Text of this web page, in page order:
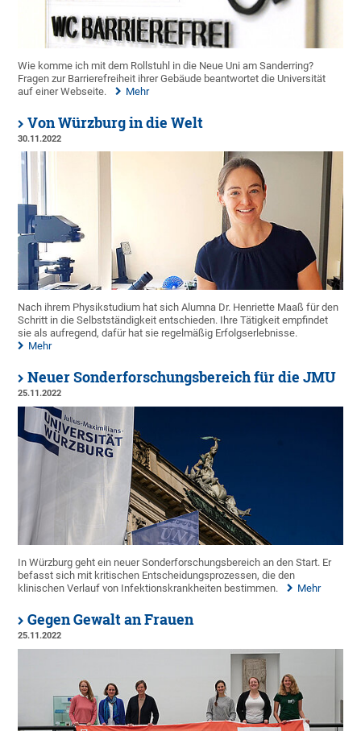
Wie komme ich mit dem Rollstuhl in die Neue Uni am Sanderring?
Fragen zur Barrierefreiheit ihrer Gebäude beantwortet die Universität
auf einer Webseite.
Mehr
Von Würzburg in die Welt
30.11.2022
Nach ihrem Physikstudium hat sich Alumna Dr. Henriette Maaß für den
Schritt in die Selbstständigkeit entschieden. Ihre Tätigkeit empfindet
sie als aufregend, dafür hat sie regelmäßig Erfolgserlebnisse.
Mehr
Neuer Sonderforschungsbereich für die JMU
25.11.2022
In Würzburg geht ein neuer Sonderforschungsbereich an den Start. Er
befasst sich mit kritischen Entscheidungsprozessen, die den
klinischen Verlauf von Infektionskrankheiten bestimmen.
Mehr
Gegen Gewalt an Frauen
25.11.2022